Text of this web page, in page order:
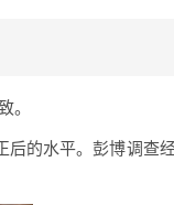
。
的水平。彭博调查